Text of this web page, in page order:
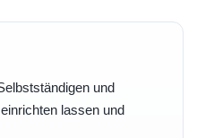
und
lassen und